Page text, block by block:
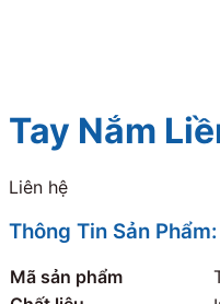
Tay Nắm
Liên hệ
Thông Tin Sản Phẩm:
Mã sản phẩm